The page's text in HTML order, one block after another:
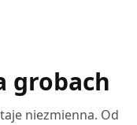
grobach
niezmienna. Od